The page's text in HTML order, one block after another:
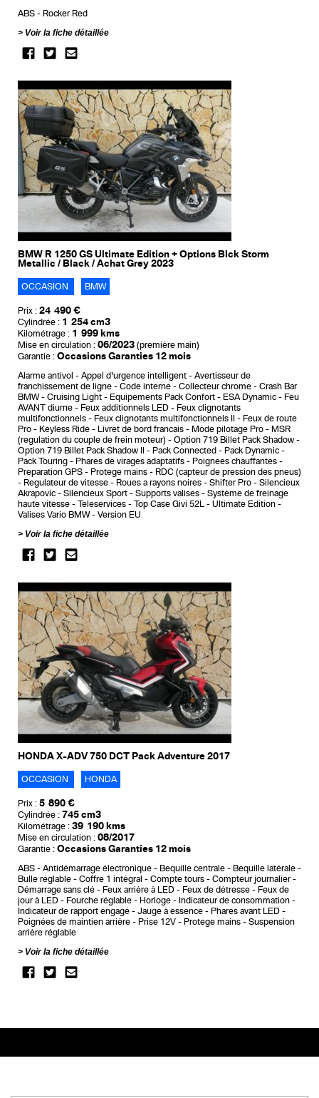
ABS
Rocker Red
Voir la fiche détaillée
BMW R 1250 GS Ultimate Edition + Options Blck Storm
Metallic / Black / Achat Grey 2023
OCCASION BMW
Prix : 24 490 €
Cylindrée : 1 254 cm3
Kilométrage : 1 999 kms
Mise en circulation : 06/2023 (première main)
Garantie : Occasions Garanties 12 mois
Alarme antivol Appel d'urgence intelligent
Avertisseur de
franchissement de ligne
Code interne Collecteur chrome
Crash Bar
BMW
Cruising Light Equipements Pack Confort ESA Dynamic
Feu
AVANT diurne
Feux additionnels LED
Feux clignotants
multifonctionnels
Feux clignotants multifonctionnels II
Feux de route
Pro
Keyless Ride Livret de bord francais Mode pilotage Pro
MSR
(regulation du couple de frein moteur)
Option 719 Billet Pack Shadow
Option 719 Billet Pack Shadow II
Pack Connected
Pack Dynamic
Pack Touring
Phares de virages adaptatifs
Poignees chauffantes
Preparation GPS
Protege mains
RDC (capteur de pression des pneus)
Regulateur de vitesse
Roues a rayons noires Shifter Pro
Silencieux
Akrapovic
Silencieux Sport Supports valises
Système de freinage
haute vitesse
Teleservices Top Case Givi 52L
Ultimate Edition
Valises Vario BMW
Version EU
Voir la fiche détaillée
HONDA X-ADV 750 DCT Pack Adventure 2017
OCCASION HONDA
Prix : 5 890 €
Cylindrée : 745 cm3
Kilométrage : 39 190 kms
Mise en circulation : 08/2017
Garantie : Occasions Garanties 12 mois
ABS Antidémarrage électronique Bequille centrale
Bequille latérale
Bulle réglable
Coffre 1 intégral Compte tours
Compteur journalier
Démarrage sans clé
Feux arrière à LED Feux de détresse
Feux de
jour à LED
Fourche réglable Horloge
Indicateur de consommation
Indicateur de rapport engagé
Jauge à essence
Phares avant LED
Poignées de maintien arrière
Prise 12V Protege mains
Suspension
arrière réglable
Voir la fiche détaillée